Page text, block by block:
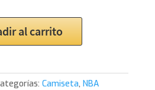
al carrito
Camiseta, NBA